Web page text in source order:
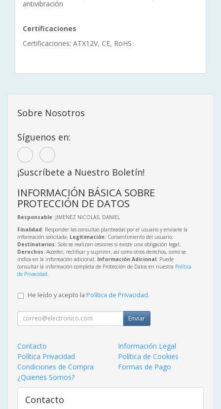
antivibración
Certificaciones
Certificaciones: ATX12V, CE, RoHS
Sobre Nosotros
Síguenos en:
¡Suscríbete a Nuestro Boletín!
INFORMACIÓN BÁSICA SOBRE
PROTECCIÓN DE DATOS
Responsable: JIMENEZ NICOLAS, DANIEL
Finalidad: Responder las consultas planteadas por el usuario y enviarle la
información solicitada; Legitimación: Consentimiento del usuario;
Destinatarios: Solo se realizan cesiones si existe una obligación legal;
Derechos: Acceder, rectificar y suprimir, así como otros derechos, como se
indica en la información adicional; Información Adicional: Puede
consultar la información completa de Protección de Datos en nuestra Política
de Privacidad
He leído y acepto la Política de Privacidad.
Enviar
Contacto
Información Legal
Política Privacidad
Política de Cookies
Condiciones de Compra
Formas de Pago
¿Quienes Somos?
Contacto